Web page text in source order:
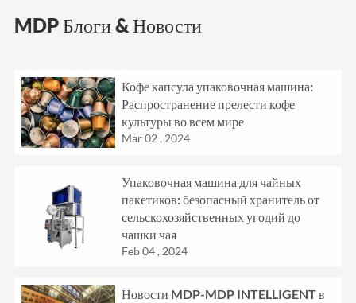
MDP Блоги & Новости
Кофе капсула упаковочная машина:
Распространение прелести кофе
культуры во всем мире
Mar 02 , 2024
Упаковочная машина для чайных
пакетиков: безопасный хранитель от
сельскохозяйственных угодий до
чашки чая
Feb 04 , 2024
Новости MDP-MDP INTELLIGENT в